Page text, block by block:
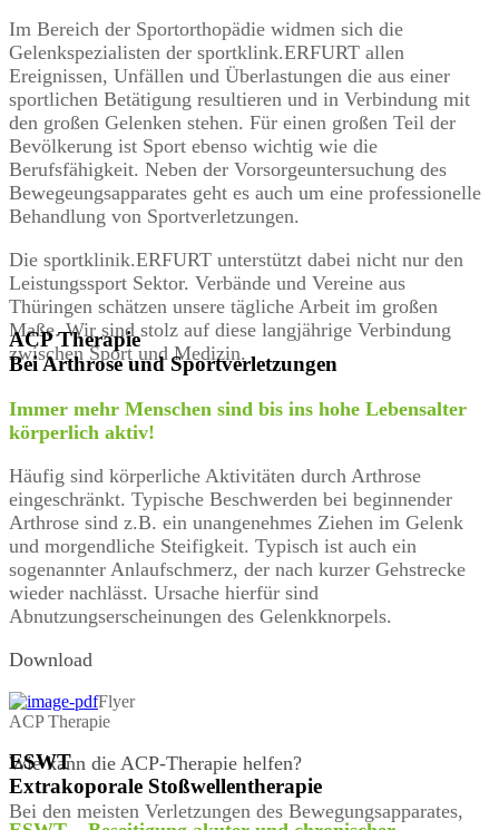
Im Bereich der Sportorthopädie widmen sich die
Gelenkspezialisten der sportklink.ERFURT allen
Ereignissen, Unfällen und Überlastungen die aus einer
sportlichen Betätigung resultieren und in Verbindung mit
den großen Gelenken stehen. Für einen großen Teil der
Bevölkerung ist Sport ebenso wichtig wie die
Berufsfähigkeit. Neben der Vorsorgeuntersuchung des
Bewegeungsapparates geht es auch um eine professionelle
Behandlung von Sportverletzungen.
Die sportklinik.ERFURT unterstützt dabei nicht nur den
Leistungssport Sektor. Verbände und Vereine aus
Thüringen schätzen unsere tägliche Arbeit im großen
Maße. Wir sind stolz auf diese langjährige Verbindung
zwischen Sport und Medizin.
ACP Therapie
Bei Arthrose und Sportverletzungen
Immer mehr Menschen sind bis ins hohe Lebensalter
körperlich aktiv!
Häufig sind körperliche Aktivitäten durch Arthrose
eingeschränkt. Typische Beschwerden bei beginnender
Arthrose sind z.B. ein unangenehmes Ziehen im Gelenk
und morgendliche Steifigkeit. Typisch ist auch ein
sogenannter Anlaufschmerz, der nach kurzer Gehstrecke
wieder nachlässt. Ursache hierfür sind
Abnutzungserscheinungen des Gelenkknorpels.
Download
Flyer
ACP Therapie
Wie kann die ACP-Therapie helfen?
Bei den meisten Verletzungen des Bewegungsapparates,
ESWT
Extrakoporale Stoßwellentherapie